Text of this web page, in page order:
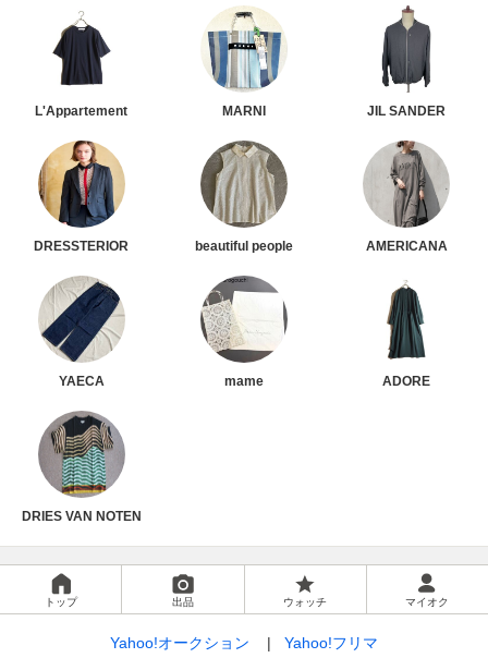
L'Appartement MARNI JIL SANDER
DRESSTERIOR beautiful people AMERICANA
YAECA mame ADORE
DRIES VAN NOTEN
トップ 出品 ウォッチ マイオク
Yahoo!オークション Yahoo!フリマ